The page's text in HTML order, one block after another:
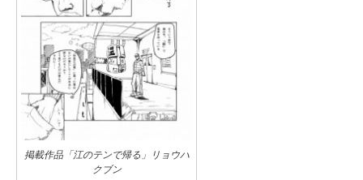
掲載作品「江のテンで帰る」リョウハ
クブン